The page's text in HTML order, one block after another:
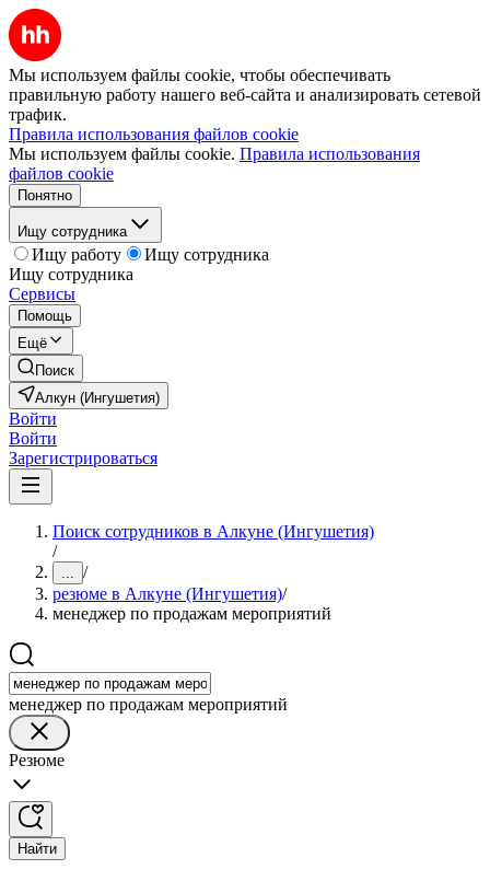
Мы используем файлы cookie, чтобы обеспечивать
правильную работу нашего веб-сайта и анализировать сетевой
трафик.
Правила использования файлов cookie
Мы используем файлы cookie. Правила использования
файлов cookie
Понятно
Ищу сотрудника
Ищу работу
Ищу сотрудника
Ищу сотрудника
Сервисы
Помощь
Ещё
Поиск
Алкун (Ингушетия)
Войти
Войти
Зарегистрироваться
Поиск сотрудников в Алкуне (Ингушетия)
/
... /
резюме в Алкуне (Ингушетия)/
менеджер по продажам мероприятий
менеджер по продажам мероприятий
Резюме
Найти